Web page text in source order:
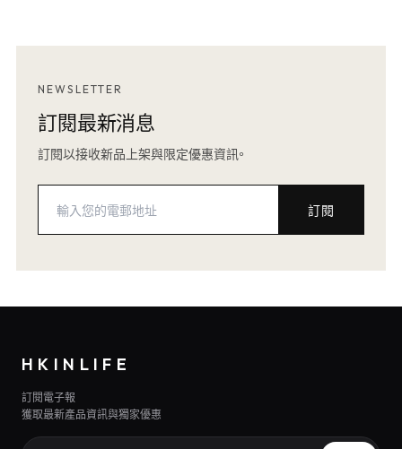
NEWSLETTER
訂閱最新消息
訂閱以接收新品上架與限定優惠資訊。
訂閱
HKINLIFE
訂閱電子報
獲取最新產品資訊與獨家優惠